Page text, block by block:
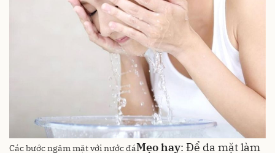
Các bước ngâm mặt với nước đáMẹo hay: Để da mặt làm